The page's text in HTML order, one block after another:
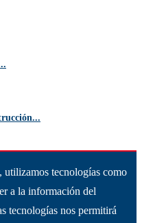
utilizamos tecnologías como
a la información del
tecnologías nos permitirá